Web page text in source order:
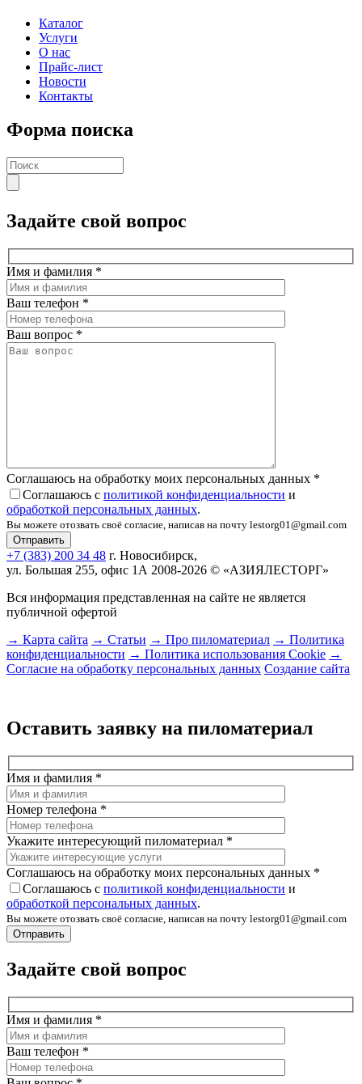
Каталог
Услуги
О нас
Прайс-лист
Новости
Контакты
Форма поиска
Задайте свой вопрос
Имя и фамилия *
Ваш телефон *
Ваш вопрос *
Соглашаюсь на обработку моих персональных данных *
Соглашаюсь с политикой конфиденциальности и
обработкой персональных данных.
Вы можете отозвать своё согласие, написав на почту lestorg01@gmail.com
+7 (383) 200 34 48 г. Новосибирск,
ул. Большая 255, офис 1А 2008-2026 © «АЗИЯЛЕСТОРГ»
Вся информация представленная на сайте не является
публичной офертой
→ Карта сайта → Статьи → Про пиломатериал → Политика
конфиденциальности → Политика использования Cookie →
Согласие на обработку персональных данных Создание сайта
Оставить заявку на пиломатериал
Имя и фамилия *
Номер телефона *
Укажите интересующий пиломатериал *
Соглашаюсь на обработку моих персональных данных *
Соглашаюсь с политикой конфиденциальности и
обработкой персональных данных.
Вы можете отозвать своё согласие, написав на почту lestorg01@gmail.com
Задайте свой вопрос
Имя и фамилия *
Ваш телефон *